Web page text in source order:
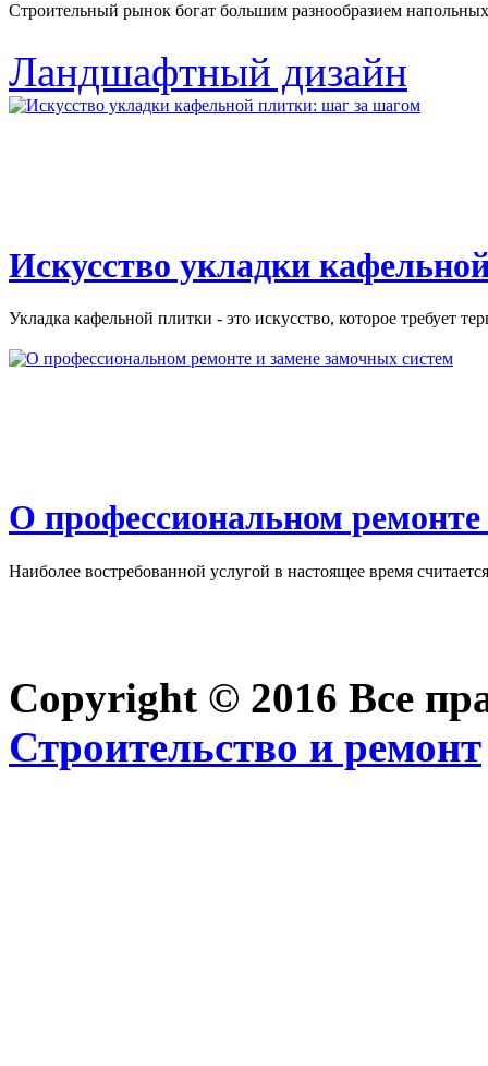
Строительный рынок богат большим разнообразием
Ландшафтный дизайн
Искусство укладки
Укладка кафельной плитки - это искусство, которое требует
О профессиональном
Наиболее востребованной услугой в настоящее время
Copyright © 2016 Все
Строительство и ремонт